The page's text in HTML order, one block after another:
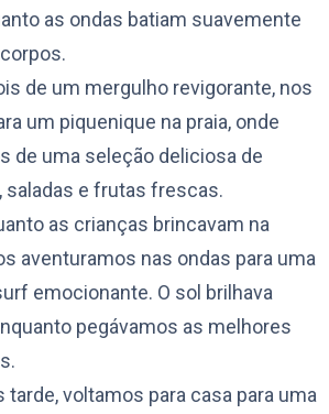
as ondas batiam suavemente
de um mergulho revigorante, nos
um piquenique na praia, onde
de uma seleção deliciosa de
saladas e frutas frescas.
as crianças brincavam na
aventuramos nas ondas para uma
emocionante. O sol brilhava
pegávamos as melhores
voltamos para casa para uma